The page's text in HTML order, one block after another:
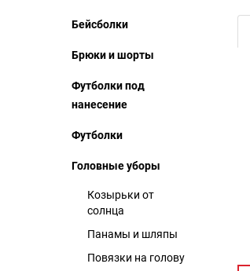
Бейсболки
Брюки и шорты
Футболки под
нанесение
Футболки
Головные уборы
Козырьки от
солнца
Панамы и шляпы
Повязки на голову